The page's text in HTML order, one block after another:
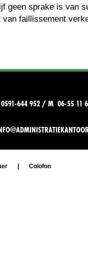
geen sprake is van
faillissement
644 952 / M 06-55 11
Colofon